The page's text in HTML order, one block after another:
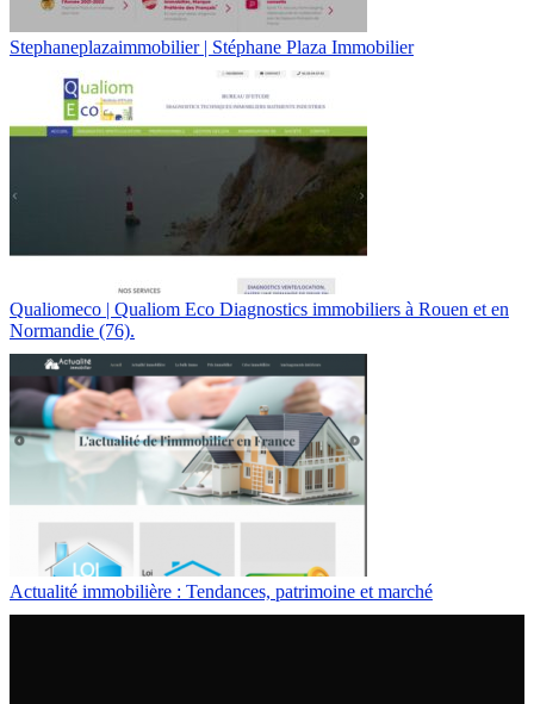
Stephaneplazaimmobilier | Stéphane Plaza Immobilier
Qualiomeco | Qualiom Eco Diagnostics immobiliers à Rouen et en
Normandie (76).
Actualité immobilière : Tendances, patrimoine et marché